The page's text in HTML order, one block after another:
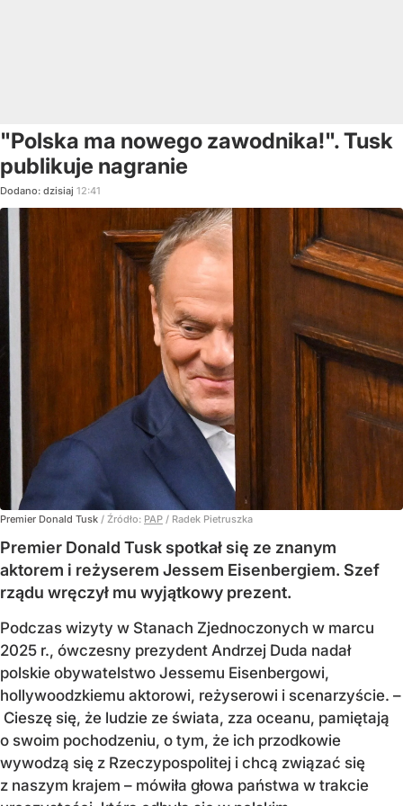
"Polska ma nowego zawodnika!". Tusk
publikuje nagranie
Dodano: dzisiaj 12:41
Premier Donald Tusk / Źródło: PAP / Radek Pietruszka
Premier Donald Tusk spotkał się ze znanym
aktorem i reżyserem Jessem Eisenbergiem. Szef
rządu wręczył mu wyjątkowy prezent.
Podczas wizyty w Stanach Zjednoczonych w marcu
2025 r., ówczesny prezydent Andrzej Duda nadał
polskie obywatelstwo Jessemu Eisenbergowi,
hollywoodzkiemu aktorowi, reżyserowi i scenarzyście. –
Cieszę się, że ludzie ze świata, zza oceanu, pamiętają
o swoim pochodzeniu, o tym, że ich przodkowie
wywodzą się z Rzeczypospolitej i chcą związać się
z naszym krajem – mówiła głowa państwa w trakcie